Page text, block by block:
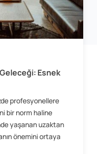
Esnek
profesyonellere
bir norm haline
yaşanan uzaktan
önemini ortaya